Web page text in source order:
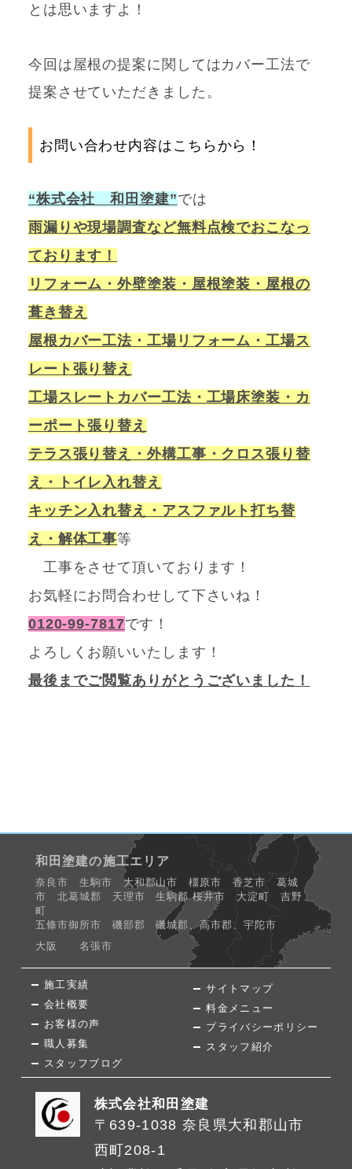
とは思いますよ！
今回は屋根の提案に関してはカバー工法で
提案させていただきました。
お問い合わせ内容はこちらから！
“株式会社 和田塗建”では
雨漏りや現場調査など無料点検でおこなっ
ております！
リフォーム・外壁塗装・屋根塗装・屋根の
葺き替え
屋根カバー工法・工場リフォーム・工場ス
レート張り替え
工場スレートカバー工法・工場床塗装・カ
ーポート張り替え
テラス張り替え・外構工事・クロス張り替
え・トイレ入れ替え
キッチン入れ替え・アスファルト打ち替
え・解体工事等
工事をさせて頂いております！
お気軽にお問合わせして下さいね！
0120-99-7817です！
よろしくお願いいたします！
最後までご閲覧ありがとうございました！
和田塗建の施工エリア
奈良市 生駒市 大和郡山市 橿原市 香芝市 葛城
市 北葛城郡 天理市 生駒郡 桜井市 大淀町 吉野
町
五條市御所市 磯部郡 磯城郡、高市郡、宇陀市
大阪 名張市
施工実績
会社概要
お客様の声
職人募集
スタッフブログ
サイトマップ
料金メニュー
プライバシーポリシー
スタッフ紹介
株式会社和田塗建
〒639-1038 奈良県大和郡山市
西町208-1